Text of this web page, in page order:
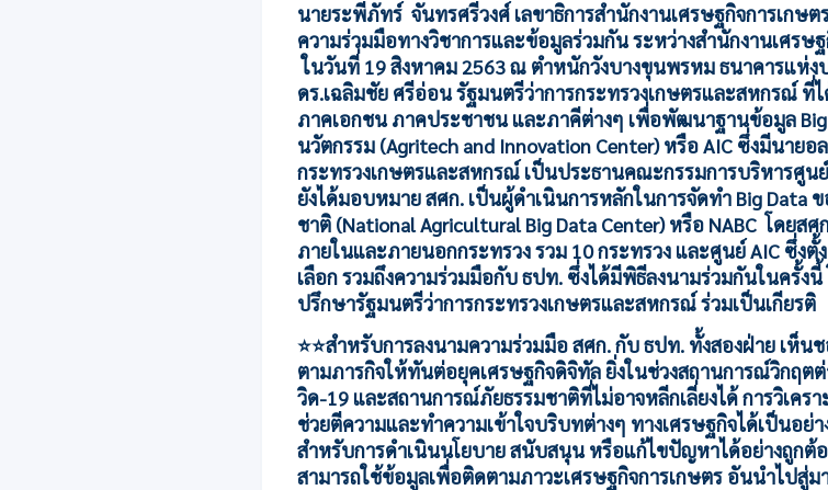
นายระพีภัทร์ จันทรศรีวงศ์ เลขาธิการสำนักงานเศรษฐกิจการเกษ
ความร่วมมือทางวิชาการและข้อมูลร่วมกัน ระหว่างสำนักงานเศรษ
ในวันที่ 19 สิงหาคม 2563 ณ ตำหนักวังบางขุนพรหม ธนาคารแห่ง
ดร.เฉลิมชัย ศรีอ่อน รัฐมนตรีว่าการกระทรวงเกษตรและสหกรณ์ ที่
ภาคเอกชน ภาคประชาชน และภาคีต่างๆ เพื่อพัฒนาฐานข้อมูล Big
นวัตกรรม (Agritech and Innovation Center) หรือ AIC ซึ่งมีนาย
กระทรวงเกษตรและสหกรณ์ เป็นประธานคณะกรรมการบริหารศูน
ยังได้มอบหมาย สศก. เป็นผู้ดำเนินการหลักในการจัดทำ Big Data
ชาติ (National Agricultural Big Data Center) หรือ NABC โดย
ภายในและภายนอกกระทรวง รวม 10 กระทรวง และศูนย์ AIC ซึ่ง
เลือก รวมถึงความร่วมมือกับ ธปท. ซึ่งได้มีพิธีลงนามร่วมกันในครั้ง
ปรึกษารัฐมนตรีว่าการกระทรวงเกษตรและสหกรณ์ ร่วมเป็นเกียร
⭐️⭐️สำหรับการลงนามความร่วมมือ สศก. กับ ธปท. ทั้งสองฝ่าย เห็
ตามภารกิจให้ทันต่อยุคเศรษฐกิจดิจิทัล ยิ่งในช่วงสถานการณ์วิกฤตต่
วิด-19 และสถานการณ์ภัยธรรมชาติที่ไม่อาจหลีกเลี่ยงได้ การวิเคร
ช่วยตีความและทำความเข้าใจบริบทต่างๆ ทางเศรษฐกิจได้เป็นอย่
สำหรับการดำเนินนโยบาย สนับสนุน หรือแก้ไขปัญหาได้อย่างถูกต้อ
สามารถใช้ข้อมูลเพื่อติดตามภาวะเศรษฐกิจการเกษตร อันนำไปสู่